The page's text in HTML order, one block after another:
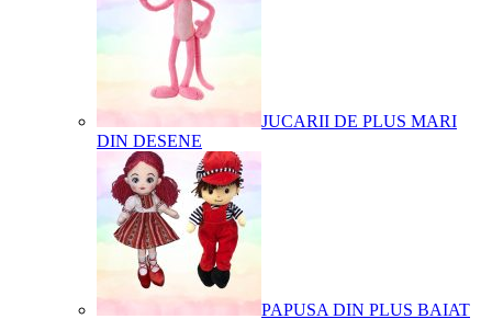
JUCARII DE PLUS MARI
DIN DESENE
PAPUSA DIN PLUS BAIAT